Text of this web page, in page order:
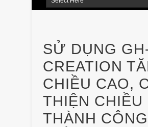
SỬ DỤNG
CREATION
CHIỀU CAO,
THIỆN CHIỀU
THÀNH